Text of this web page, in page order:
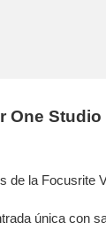
One Studio
de la Focusrite
única con